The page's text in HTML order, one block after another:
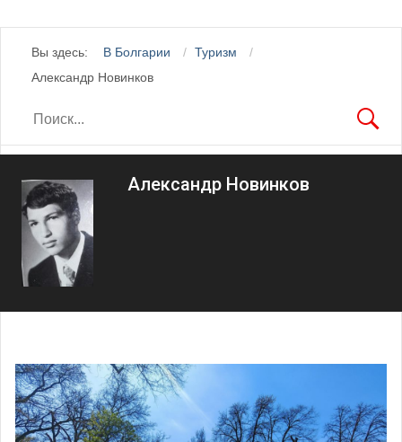
Вы здесь: В Болгарии
Туризм
Александр Новинков
Александр Новинков